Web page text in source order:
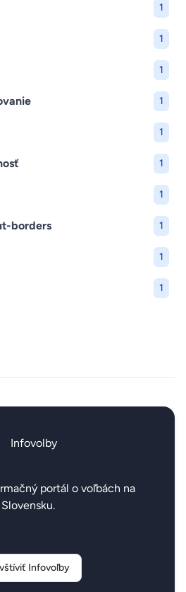
1
1
1
1
1
1
1
borders 1
1
1
portál o voľbách na
Slovensku.
Infovoľby